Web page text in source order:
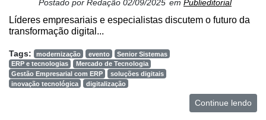
Postado por Redação 02/09/2025 em Publieditorial
Líderes empresariais e especialistas discutem o futuro da
transformação digital...
Tags: modernização evento
Senior Sistemas
ERP e tecnologias
Mercado de Tecnologia
Gestão Empresarial com ERP
soluções digitais
inovação tecnológica
digitalização
Continue lendo